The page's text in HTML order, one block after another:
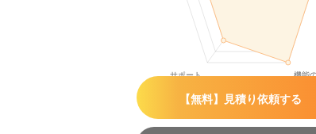
【無料】見積り依頼する